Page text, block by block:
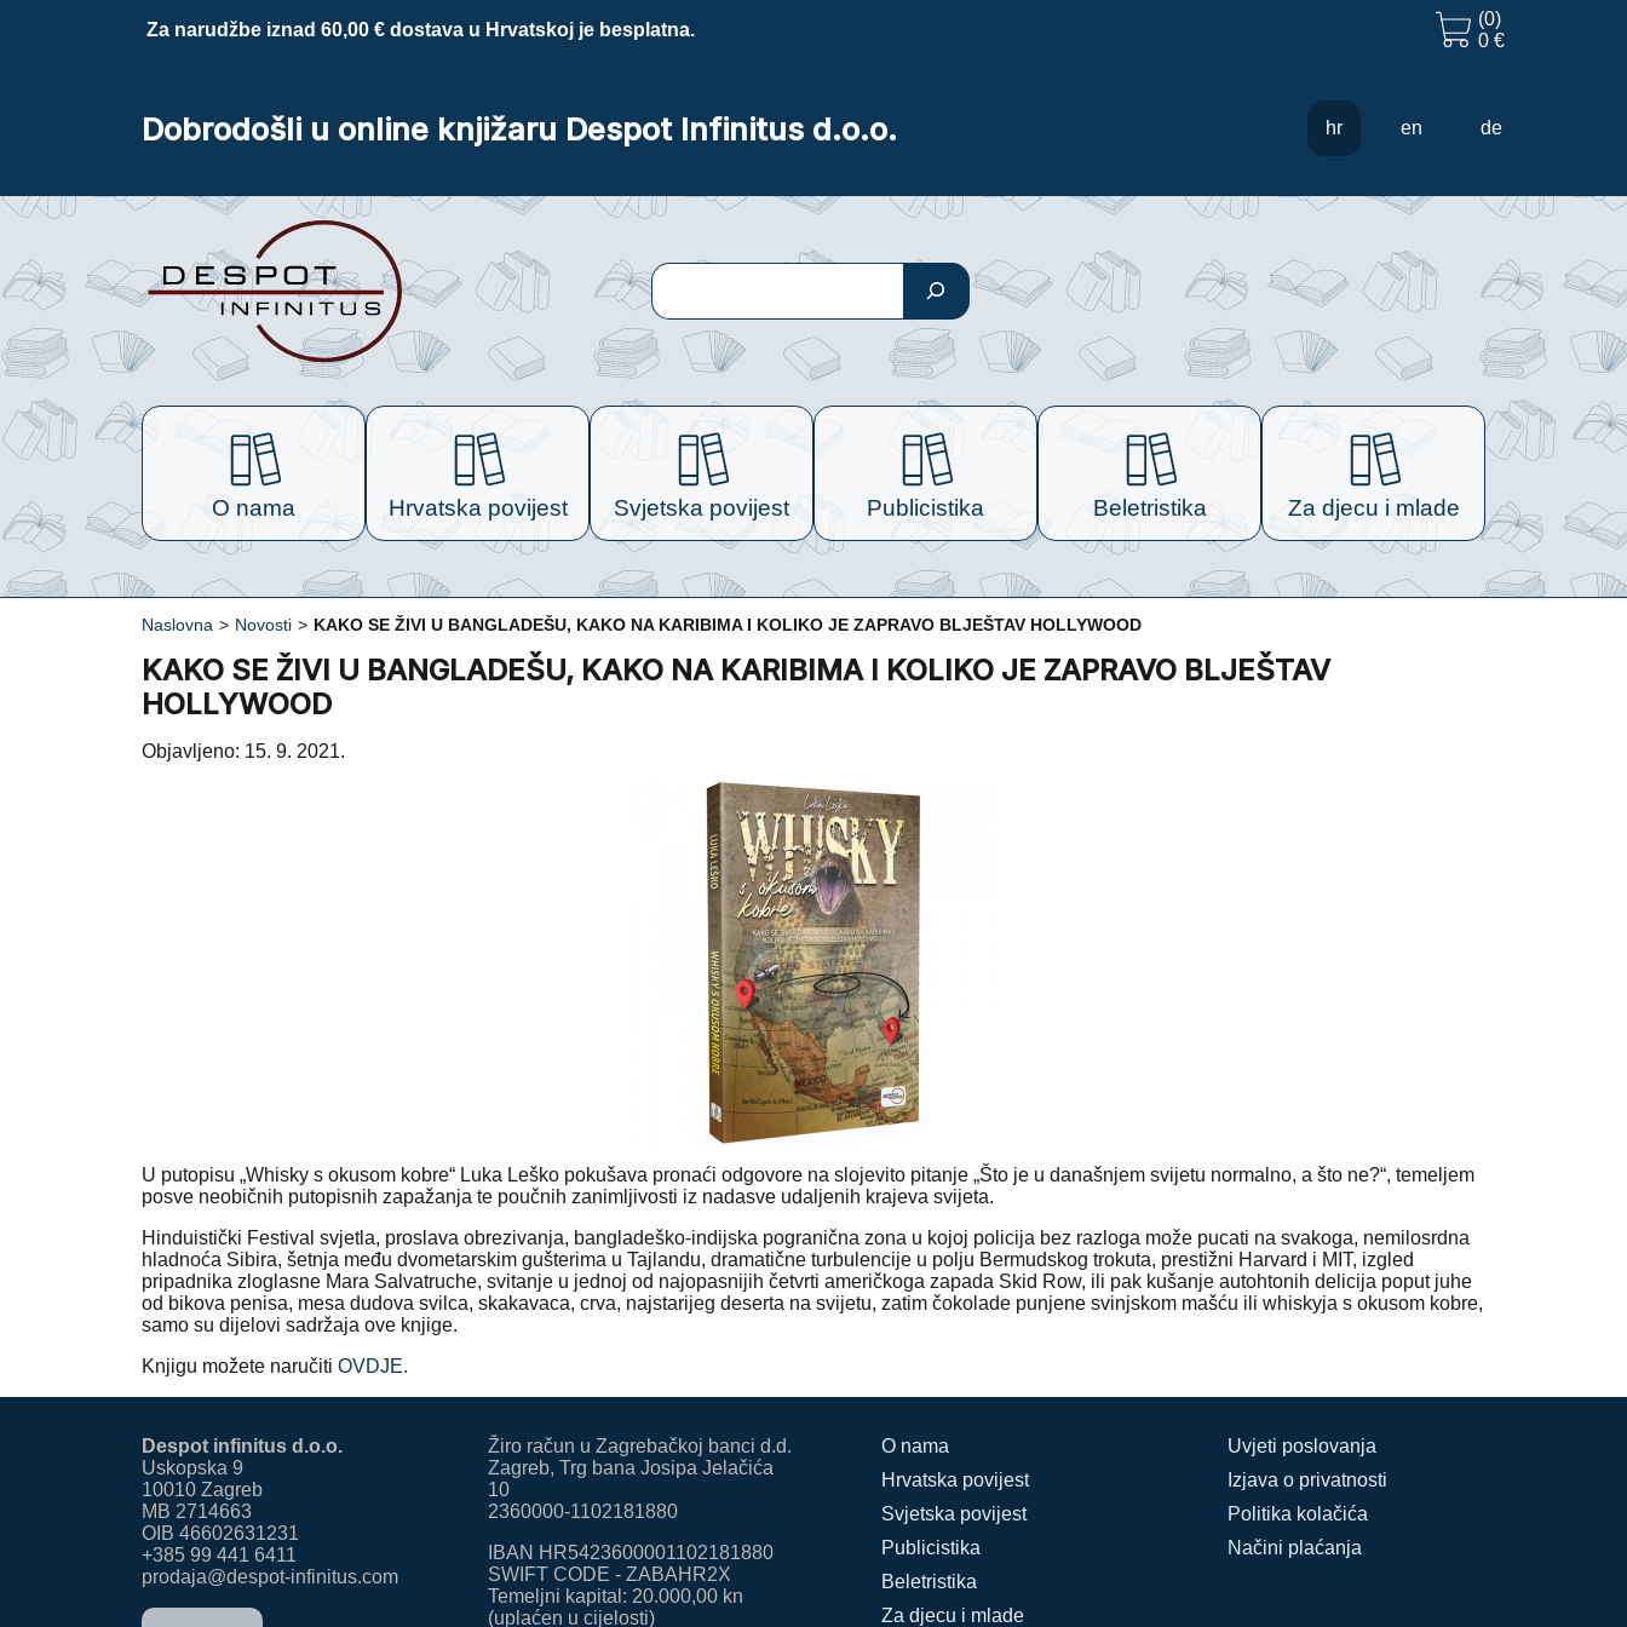
Za narudžbe iznad 60,00 € dostava u Hrvatskoj je besplatna.
(0)
0 €
Dobrodošli u online knjižaru Despot Infinitus d.o.o. hr en de
Pretraga
O nama Hrvatska povijest Svjetska povijest Publicistika Beletristika Za djecu i mlade
Naslovna > Novosti > KAKO SE ŽIVI U BANGLADEŠU, KAKO NA KARIBIMA I KOLIKO JE ZAPRAVO BLJEŠTAV HOLLYWOOD
KAKO SE ŽIVI U BANGLADEŠU, KAKO NA KARIBIMA I KOLIKO JE ZAPRAVO BLJEŠTAV
HOLLYWOOD
Objavljeno: 15. 9. 2021.
U putopisu „Whisky s okusom kobre“ Luka Leško pokušava pronaći odgovore na slojevito pitanje „Što je u današnjem svijetu normalno, a što ne?“, temeljem
posve neobičnih putopisnih zapažanja te poučnih zanimljivosti iz nadasve udaljenih krajeva svijeta.
Hinduistički Festival svjetla, proslava obrezivanja, bangladeško-indijska pogranična zona u kojoj policija bez razloga može pucati na svakoga, nemilosrdna
hladnoća Sibira, šetnja među dvometarskim gušterima u Tajlandu, dramatične turbulencije u polju Bermudskog trokuta, prestižni Harvard i MIT, izgled
pripadnika zloglasne Mara Salvatruche, svitanje u jednoj od najopasnijih četvrti američkoga zapada Skid Row, ili pak kušanje autohtonih delicija poput juhe
od bikova penisa, mesa dudova svilca, skakavaca, crva, najstarijeg deserta na svijetu, zatim čokolade punjene svinjskom mašću ili whiskyja s okusom kobre,
samo su dijelovi sadržaja ove knjige.
Knjigu možete naručiti OVDJE.
Despot infinitus d.o.o.
Uskopska 9
10010 Zagreb
MB 2714663
OIB 46602631231
+385 99 441 6411
prodaja@despot-infinitus.com
Žiro račun u Zagrebačkoj banci d.d.
Zagreb, Trg bana Josipa Jelačića
10
2360000-1102181880
IBAN HR5423600001102181880
SWIFT CODE - ZABAHR2X
Temeljni kapital: 20.000,00 kn
(uplaćen u cijelosti)
O nama
Hrvatska povijest
Svjetska povijest
Publicistika
Beletristika
Za djecu i mlade
Uvjeti poslovanja
Izjava o privatnosti
Politika kolačića
Načini plaćanja